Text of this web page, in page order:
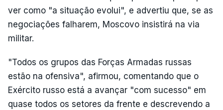
ver como "a situação evolui", e advertiu que, se as
negociações falharem, Moscovo insistirá na via
militar.
"Todos os grupos das Forças Armadas russas
estão na ofensiva", afirmou, comentando que o
Exército russo está a avançar "com sucesso" em
quase todos os setores da frente e descrevendo a